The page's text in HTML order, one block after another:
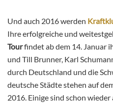
Und auch 2016 werden
Ihre erfolgreiche und
Tourfindet ab dem 14. Januar
und Till Brunner, Karl
durch Deutschland und die
deutsche Städte stehen auf
2016. Einige sind schon